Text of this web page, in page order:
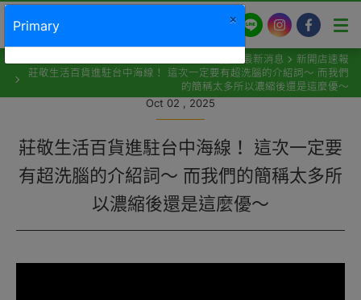
LINE InstagramFacebook
最新消息
新開店速報
莊敬生活百貨進駐台中海線！ 這次一定要有超洗腦的介紹詞～ 而我們
的簡稱太多所以濃縮後還是這麼優～
Oct 02 , 2025
莊敬生活百貨進駐台中海線！ 這次一定要
有超洗腦的介紹詞～ 而我們的簡稱太多所
以濃縮後還是這麼優～
Primary ×